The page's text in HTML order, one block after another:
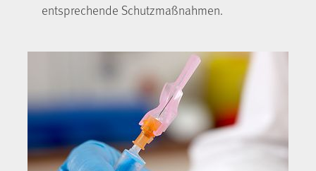
entsprechende Schutzmaßnahmen.